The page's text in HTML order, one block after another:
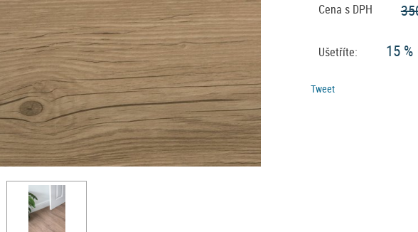
Cena s DPH
Ušetříte: 15 %
Tweet